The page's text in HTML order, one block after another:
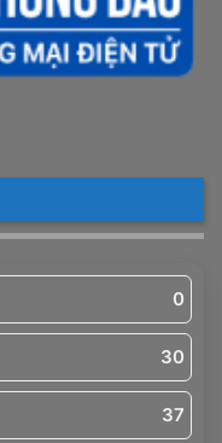
0
30
37